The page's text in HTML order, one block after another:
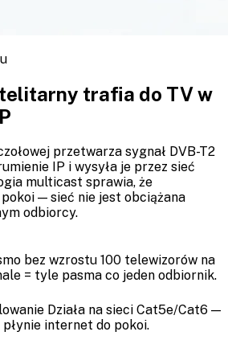
trafia do TV w
przetwarza sygnał DVB-T2
IP i wysyła je przez sieć
multicast sprawia, że
— sieć nie jest obciążana
odbiorcy.
bez wzrostu 100 telewizorów na
= tyle pasma co jeden odbiornik.
Działa na sieci Cat5e/Cat6 —
internet do pokoi.